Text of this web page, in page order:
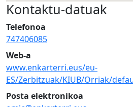
Kontaktu-datuak
Telefonoa
747406085
Web-a
www.enkarterri.eus/eu-
ES/Zerbitzuak/KIUB/Orriak/
Posta elektronikoa